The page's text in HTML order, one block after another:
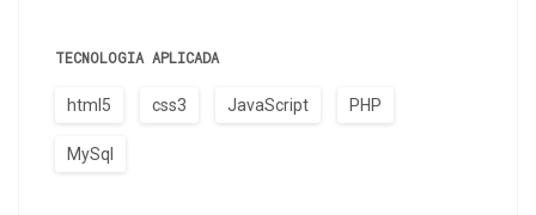
TECNOLOGIA APLICADA
html5 css3 JavaScript PHP
MySql